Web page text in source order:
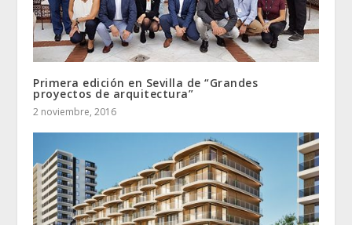
Primera edición en Sevilla de “Grandes
proyectos de arquitectura”
2 noviembre, 2016